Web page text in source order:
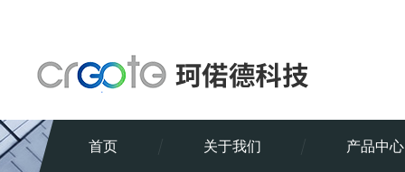
首页 关于我们 产品中心